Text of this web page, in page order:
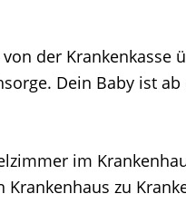
der Krankenkasse
Dein Baby ist
im
zu